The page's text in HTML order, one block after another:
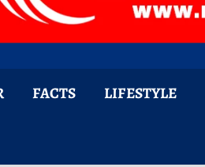
FACTS LIFESTYLE